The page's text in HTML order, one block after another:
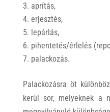
aprítás,
erjesztés,
lepárlás,
pihentetés/érlelés
palackozás.
Palackozásra öt
kerül sor, melyeknek a